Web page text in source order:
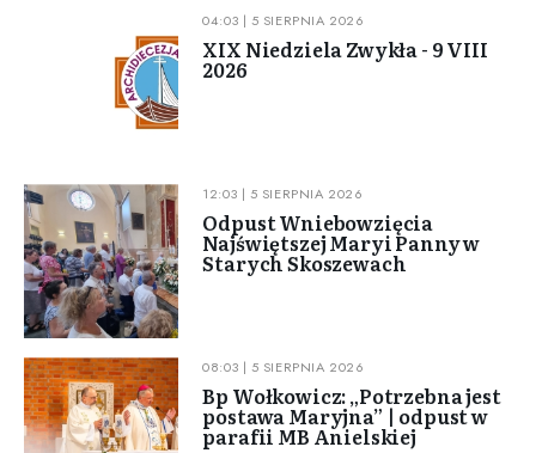
04:03 | 5 SIERPNIA 2026
XIX Niedziela Zwykła - 9 VIII
2026
12:03 | 5 SIERPNIA 2026
Odpust Wniebowzięcia
Najświętszej Maryi Panny w
Starych Skoszewach
08:03 | 5 SIERPNIA 2026
Bp Wołkowicz: „Potrzebna jest
postawa Maryjna” | odpust w
parafii MB Anielskiej